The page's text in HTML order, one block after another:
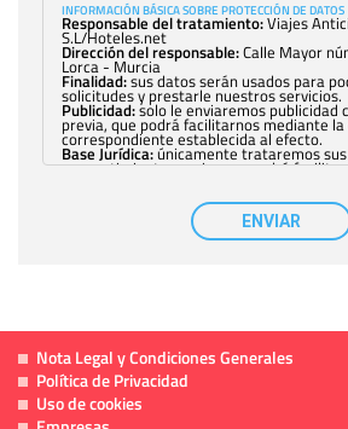
INFORMACIÓN BÁSICA SOBRE PROTECCIÓN DE DATOS
Responsable del tratamiento:Viajes
S.L/Hoteles.net
Dirección del responsable:Calle Mayor
Lorca - Murcia
Finalidad:sus datos serán usados para
solicitudes y prestarle nuestros servicios.
Publicidad:solo le enviaremos publicidad
previa, que podrá facilitarnos mediante la
correspondiente establecida al efecto.
Base Jurídica:únicamente trataremos
consentimiento previo, que podrá
con carácter general, sólo
nuestra entidad que esté debidamente
tener conocimiento de la información que
comunicarán datos a terceros.
política de privacidad
ENVIAR
Nota Legal y Condiciones Generales
Política de Privacidad
Uso de cookies